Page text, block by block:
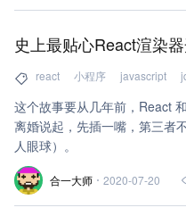
史上最贴心React渲染
react 小程序 javascript
这个故事要从几年前，React
离婚说起，先插一嘴，第三者
人眼球）。
合一大师 2020-07-20